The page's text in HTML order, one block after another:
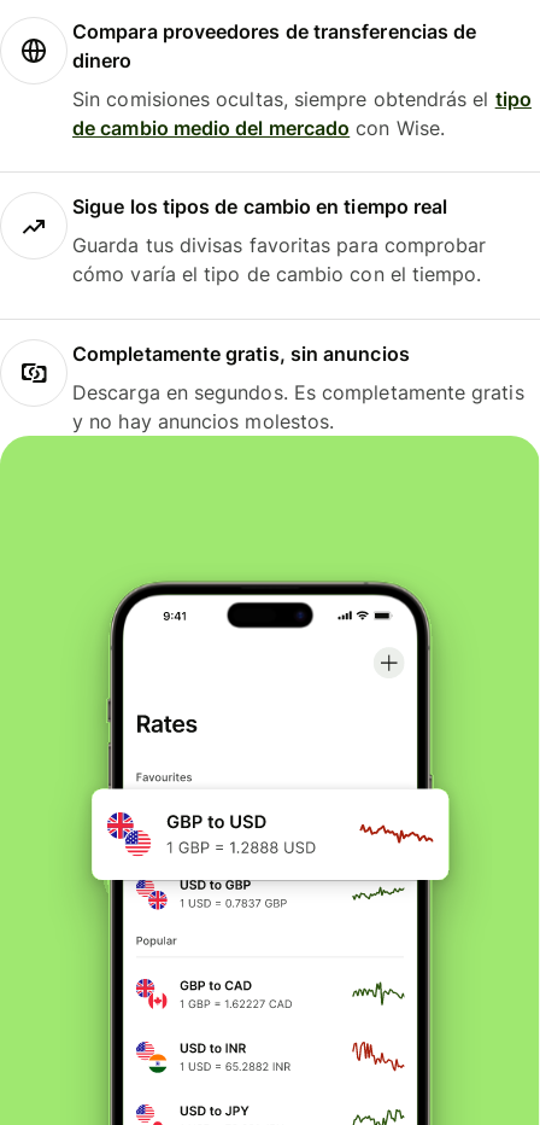
Compara proveedores de transferencias de
dinero
Sin comisiones ocultas, siempre obtendrás el tipo
de cambio medio del mercado con Wise.
Sigue los tipos de cambio en tiempo real
Guarda tus divisas favoritas para comprobar
cómo varía el tipo de cambio con el tiempo.
Completamente gratis, sin anuncios
Descarga en segundos. Es completamente gratis
y no hay anuncios molestos.